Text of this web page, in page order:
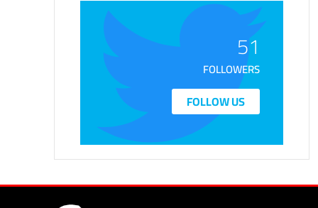
51
FOLLOWERS
FOLLOW US